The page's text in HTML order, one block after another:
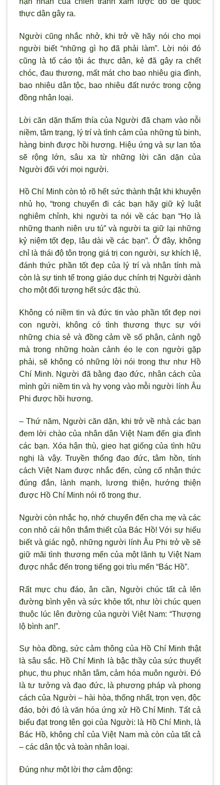
thực dân gây ra.
Người cũng nhắc nhở, khi trở về hãy nói cho mọi
người biết “những gì họ đã phải làm”. Lời nói đó
cũng là tố cáo tội ác thực dân, kẻ đã gây ra chết
chóc, đau thương, mất mát cho bao nhiêu gia đình,
bao nhiêu dân tộc, bao nhiêu đất nước trong cộng
đồng nhân loại.
Lời căn dặn thấm thía của Người đã chạm vào nỗi
niềm, tâm trạng, lý trí và tình cảm của những tù binh,
hàng binh được hồi hương. Hiệu ứng và sự lan tỏa
sẽ rộng lớn, sâu xa từ những lời căn dặn của
Người đối với mọi người.
Hồ Chí Minh còn tỏ rõ hết sức thành thật khi khuyên
nhủ họ, “trong chuyến đi các bạn hãy giữ kỷ luật
nghiêm chỉnh, khi người ta nói về các bạn “Họ là
những thanh niên ưu tú” và người ta giữ lại những
kỷ niệm tốt đẹp, lâu dài về các bạn”. Ở đây, không
chỉ là thái độ tôn trọng giá trị con người, sự khích lệ,
đánh thức phần tốt đẹp của lý trí và nhân tính mà
còn là sự tinh tế trong giáo dục chính trị Người dành
cho một đối tượng hết sức đặc thù.
Không có niềm tin và đức tin vào phần tốt đẹp nơi
con người, không có tình thương thực sự với
những chia sẻ và đồng cảm về số phận, cảnh ngộ
mà trong những hoàn cảnh éo le con người gặp
phải, sẽ không có những lời nói trong thư như Hồ
Chí Minh. Người đã bằng đạo đức, nhân cách của
mình gửi niềm tin và hy vọng vào mỗi người lính Âu
Phi được hồi hương.
– Thứ năm, Người căn dặn, khi trở về nhà các bạn
đem lời chào của nhân dân Việt Nam đến gia đình
các bạn. Xóa hận thù, gieo hạt giống của tình hữu
nghị là vậy. Truyền thống đạo đức, tâm hồn, tính
cách Việt Nam được nhắc đến, củng cố nhận thức
đúng đắn, lành mạnh, lương thiện, hướng thiện
được Hồ Chí Minh nói rõ trong thư.
Người còn nhắc họ, nhớ chuyển đến cha mẹ và các
con nhỏ cái hôn thắm thiết của Bác Hồ! Với sự hiểu
biết và giác ngộ, những người lính Âu Phi trở về sẽ
giữ mãi tình thương mến của một lãnh tụ Việt Nam
được nhắc đến trong tiếng gọi trìu mến “Bác Hồ”.
Rất mực chu đáo, ân cần, Người chúc tất cả lên
đường bình yên và sức khỏe tốt, như lời chúc quen
thuộc lúc lên đường của người Việt Nam: “Thượng
lộ bình an!”.
Sự hòa đồng, sức cảm thông của Hồ Chí Minh thật
là sâu sắc. Hồ Chí Minh là bậc thầy của sức thuyết
phục, thu phục nhân tâm, cảm hóa muôn người. Đó
là tư tưởng và đạo đức, là phương pháp và phong
cách của Người – hài hòa, thống nhất, trọn vẹn, độc
đáo, bởi đó là văn hóa ứng xử Hồ Chí Minh. Tất cả
biểu đạt trong tên gọi của Người: là Hồ Chí Minh, là
Bác Hồ, không chỉ của Việt Nam mà còn của tất cả
– các dân tộc và toàn nhân loại.
Đúng như một lời thơ cảm động: